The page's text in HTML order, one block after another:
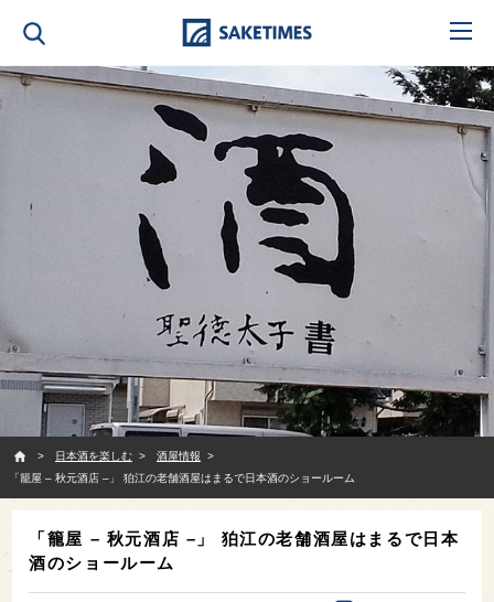
日本酒を楽しむ
酒屋情報
「籠屋 – 秋元酒店 –」 狛江の老舗酒屋はまるで日本酒のショールーム
「籠屋 – 秋元酒店 –」 狛江の老舗酒屋はまるで日本
酒のショールーム